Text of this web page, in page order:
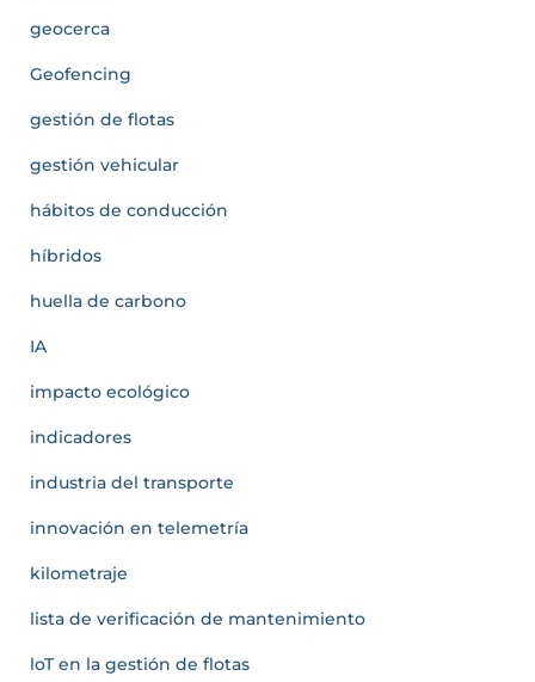
geocerca
Geofencing
gestión de flotas
gestión vehicular
hábitos de conducción
híbridos
huella de carbono
IA
impacto ecológico
indicadores
industria del transporte
innovación en telemetría
kilometraje
lista de verificación de mantenimiento
loT en la gestión de flotas